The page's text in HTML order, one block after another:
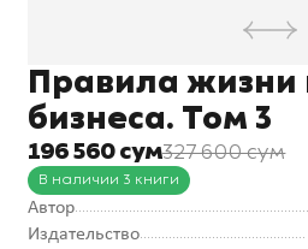
Правила жизни
бизнеса. Том 3
196 560 сум327 600 сум
В наличии 3 книги
Автор
Издательство